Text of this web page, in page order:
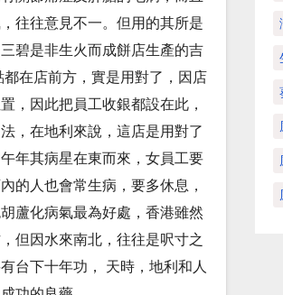
往往意見不一。但用的其所是
碧是非生火而成餅店生產的吉
在店前方，實是用對了，因店
，因此把員工收銀都設在此，
，在地利來說，這店是用對了
年其病星在東而來，女員工要
的人也會常生病，要多休息，
蘆化病氣最為好處，香港雖然
但因水來南北，往往是呎寸之
台下十年功， 天時，地利和人